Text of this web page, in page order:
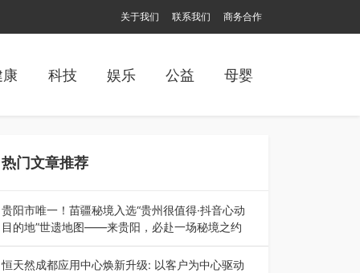
关于我们 联系我们 商务合作
科技 娱乐 公益 母婴
热门文章推荐
贵阳市唯一！苗疆秘境入选“贵州很值得·抖音心动
目的地”世遗地图——来贵阳，必赴一场秘境之约
2026年7月21日，2026年“贵州很值得”暨抖音“心
动目的地”（贵州站）主题…
恒天然成都应用中心焕新升级: 以客户为中心驱动